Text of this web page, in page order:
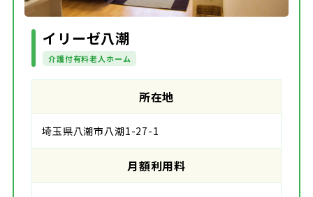
イリーゼ八潮
介護付有料老人ホーム
所在地
埼玉県八潮市八潮1-27-1
月額利用料